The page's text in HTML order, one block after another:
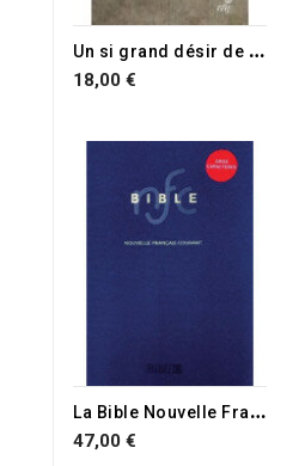
U
n si grand désir de silence
18,00 €
L
a Bible Nouvelle Français Courant gros caractères
47,00 €